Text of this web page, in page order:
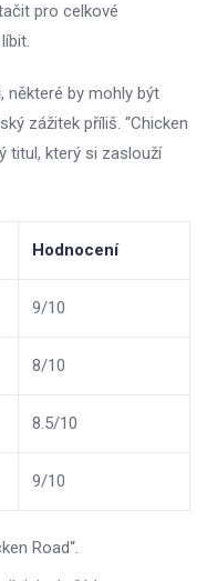
pro celkové
některé by mohly být
zážitek příliš. “Chicken
titul, který si zaslouží
Hodnocení
9/10
8/10
8.5/10
9/10
Road“.